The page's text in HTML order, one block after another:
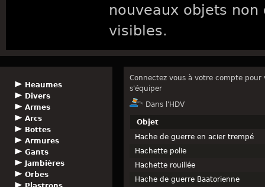
nouveaux objets
visibles.
Heaumes
Divers
Armes
Arcs
Bottes
Armures
Gants
Jambières
Orbes
Connectez vous à votre compte pour
s'équiper
Dans l'HDV
Objet
Hache de guerre en acier trempé
Hachette polie
Hachette rouillée
Hache de guerre Baatorienne